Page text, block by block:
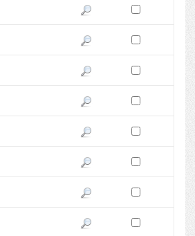
Pokaż podgląd wersji z dnia
Zaznacz wersję do
Pokaż podgląd wersji z dnia
Zaznacz wersję do
Pokaż podgląd wersji z dnia
Zaznacz wersję do
Pokaż podgląd wersji z dnia
Zaznacz wersję do
Pokaż podgląd wersji z dnia
Zaznacz wersję do
Pokaż podgląd wersji z dnia
Zaznacz wersję do
Pokaż podgląd wersji z dnia
Zaznacz wersję do
Pokaż podgląd wersji z dnia
Zaznacz wersję do